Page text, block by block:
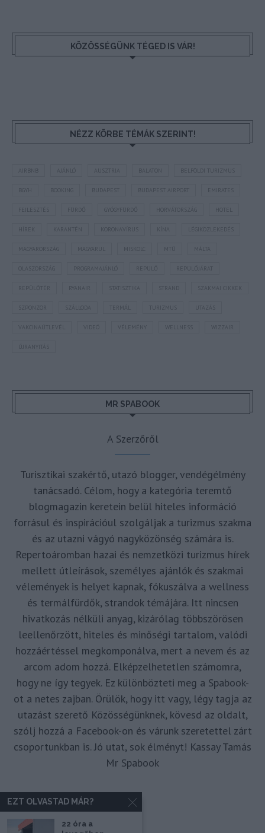
KÖZÖSSÉGÜNK TÉGED IS VÁR!
NÉZZ KÖRBE TÉMÁK SZERINT!
AUSZTRIA BALATON BELFÖLDI TURIZMUS
BUDAPEST BUDAPEST AIRPORT EMIRATES
FEJLESZTÉS HORVÁTORSZÁG HOTEL
KARANTÉN LÉGIKÖZLEKEDÉS
MAGYARORSZÁG MTÜ MÁLTA
OLASZORSZÁG REPÜLŐJÁRAT
REPÜLŐTÉR STATISZTIKA STRAND SZAKMAI CIKKEK
SZPONZOR SZÁLLODA TERMÁL TURIZMUS UTAZÁS
VAKCINAÚTLEVÉL WIZZAIR
ÚJRANYITÁS
MR SPABOOK
A Szerzőről
Turisztikai szakértő, utazó blogger, vendégélmény
tanácsadó. Célom, hogy a kategória teremtő
blogmagazin keretein belül hiteles információ
forrásul és inspirációul szolgáljak a turizmus szakma
és az utazni vágyó nagyközönség számára is.
Repertoáromban hazai és nemzetközi turizmus hírek
mellett útleírások, személyes ajánlók és szakmai
vélemények is helyet kapnak, fókuszálva a wellness
és termálfürdők, strandok témájára. Itt nincsen
hivatkozás nélküli anyag, kizárólag többszörösen
leellenőrzött, hiteles és minőségi tartalom, valódi
hozzáértéssel megkomponálva, mert a nevem és az
arcom adom hozzá. Elképzelhetetlen számomra,
hogy ne így tegyek. Ez különbözteti meg a Spabook-
ot a netes zajban. Örülök, hogy itt vagy, légy tagja az
utazást szerető Közösségünknek, kövesd az oldalt,
szólj hozzá a Facebook-on és várunk szeretettel zárt
csoportunkban is. Jó utat, sok élményt! Kassay Tamás
Mr Spabook
EZT OLVASTAD MÁR?
22 óra a